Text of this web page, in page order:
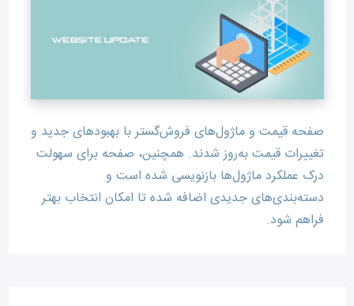
صفحه قیمت و ماژول‌های فروش‌گستر با بهبودهای جدید و
تغییرات قیمت به‌روز شدند. همچنین، صفحه برای سهولت
درک عملکرد ماژول‌ها بازنویسی شده است و
دسته‌بندی‌های جدیدی اضافه شده تا امکان انتخاب بهتر
فراهم شود.